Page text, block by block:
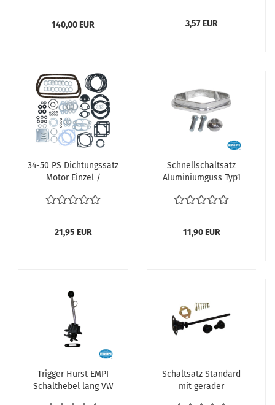
140,00 EUR
vergl. 111101481
3,57 EUR
34-50 PS Dichtungssatz
Motor Einzel /
Motordichtsatz Typ1
T2 Karmann Ghia VW
181 vergl. 111198007AF
21,95 EUR
Schnellschaltsatz
Aluminiumguss Typ1
Bus T1 VW Bus T2 VW
Ghia VW 181 vergl. 00-
4500-0
11,90 EUR
Trigger Hurst EMPI
Schalthebel lang VW
Schaltsatz Standard
mit gerader